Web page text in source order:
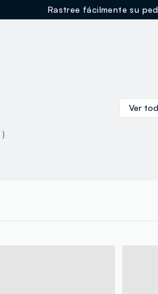
Rastree fácilmente su
Ver